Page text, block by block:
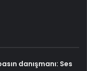
danışmanı: Ses